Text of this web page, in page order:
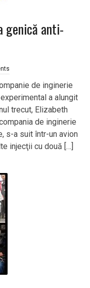
genică anti-
de inginerie
a alungit
trecut, Elizabeth
de inginerie
s-a suit într-un avion
injecţii cu două […]